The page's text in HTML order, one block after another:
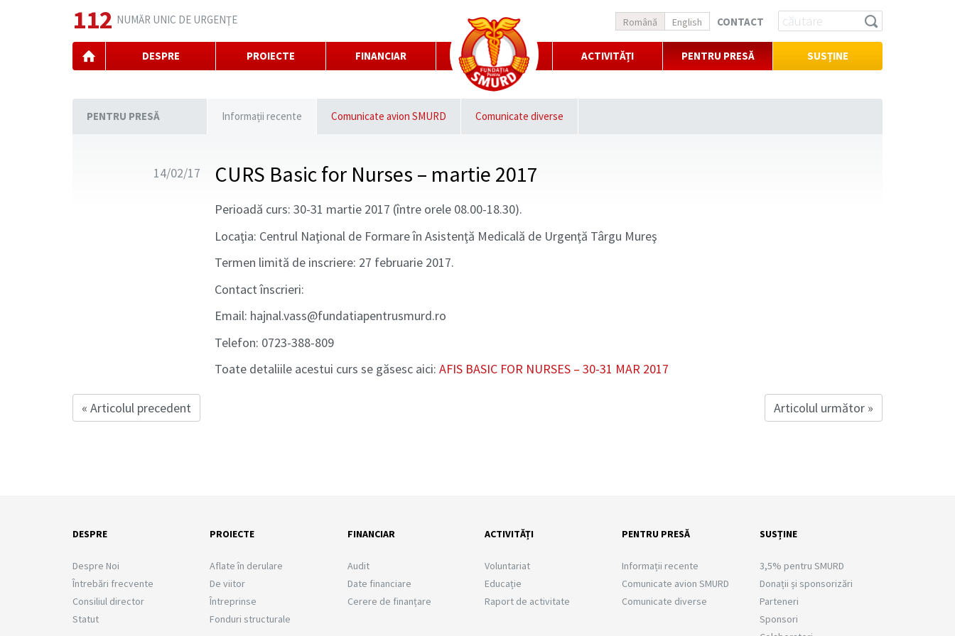
112 NUMĂR UNIC DE URGENŢE Română English CONTACT
DESPRE PROIECTE FINANCIAR ACTIVITĂȚI PENTRU PRESĂ SUSȚINE
PENTRU PRESĂ Informații recente Comunicate avion SMURD Comunicate diverse
14/02/17 CURS Basic for Nurses – martie 2017
Perioadă curs: 30-31 martie 2017 (între orele 08.00-18.30).
Locaţia: Centrul Naţional de Formare în Asistenţă Medicală de Urgenţă Târgu Mureş
Termen limită de inscriere: 27 februarie 2017.
Contact înscrieri:
Email: hajnal.vass@fundatiapentrusmurd.ro
Telefon: 0723-388-809
Toate detaliile acestui curs se găsesc aici: AFIS BASIC FOR NURSES – 30-31 MAR 2017
« Articolul precedent Articolul următor »
DESPRE
Despre Noi
Întrebări frecvente
Consiliul director
Statut
PROIECTE
Aflate în derulare
De viitor
Întreprinse
Fonduri structurale
FINANCIAR
Audit
Date financiare
Cerere de finanțare
ACTIVITĂȚI
Voluntariat
Educație
Raport de activitate
PENTRU PRESĂ
Informații recente
Comunicate avion SMURD
Comunicate diverse
SUSȚINE
3,5% pentru SMURD
Donații și sponsorizări
Parteneri
Sponsori